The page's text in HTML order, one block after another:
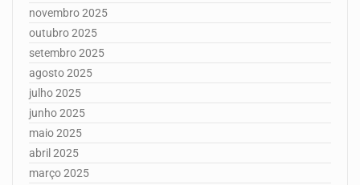
novembro 2025
outubro 2025
setembro 2025
agosto 2025
julho 2025
junho 2025
maio 2025
abril 2025
março 2025